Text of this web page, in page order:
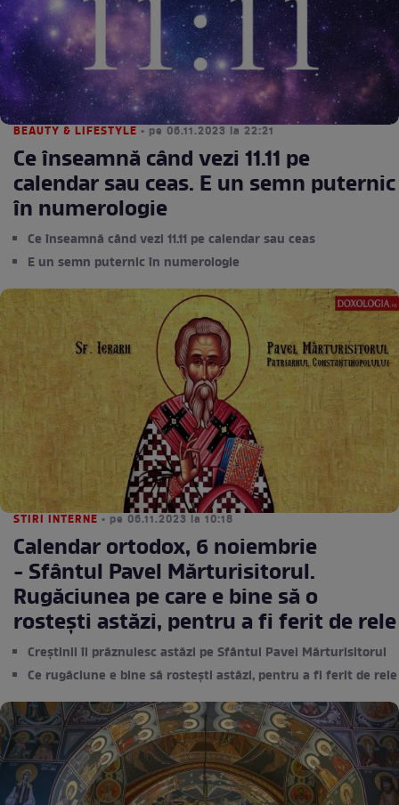
BEAUTY & LIFESTYLE • pe 06.11.2023 la 22:21
Ce înseamnă când vezi 11.11 pe
calendar sau ceas. E un semn puternic
în numerologie
Ce înseamnă când vezi 11.11 pe calendar sau ceas
E un semn puternic în numerologie
STIRI INTERNE • pe 06.11.2023 la 10:18
Calendar ortodox, 6 noiembrie
- Sfântul Pavel Mărturisitorul.
Rugăciunea pe care e bine să o
rostești astăzi, pentru a fi ferit de rele
Creștinii îl prăznuiesc astăzi pe Sfântul Pavel Mărturisitorul
Ce rugăciune e bine să rostești astăzi, pentru a fi ferit de rele